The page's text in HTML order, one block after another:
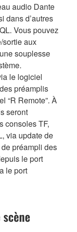
audio Dante
dans d’autres
Vous pouvez
sortie aux
souplesse
le logiciel
préamplis
“R Remote”. À
seront
consoles TF,
via update de
préampli des
le port
le port